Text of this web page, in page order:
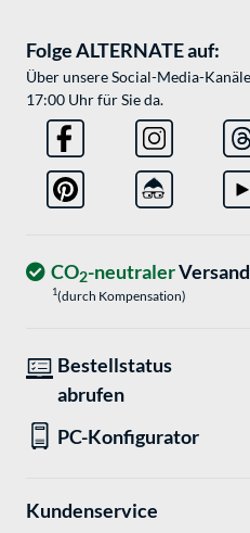
Folge ALTERNATE auf:
Über unsere Social-Media-
17:00 Uhr für Sie da.
CO2-neutralerVersand
1(durch Kompensation)
Bestellstatus
abrufen
PC-Konfigurator
Kundenservice